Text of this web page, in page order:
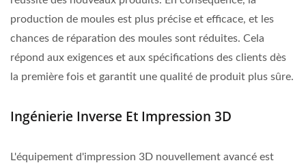
production de moules est plus précise et efficace, et les
chances de réparation des moules sont réduites. Cela
répond aux exigences et aux spécifications des clients dès
la première fois et garantit une qualité de produit plus sûre.
Ingénierie Inverse Et Impression 3D
L'équipement d'impression 3D nouvellement avancé est